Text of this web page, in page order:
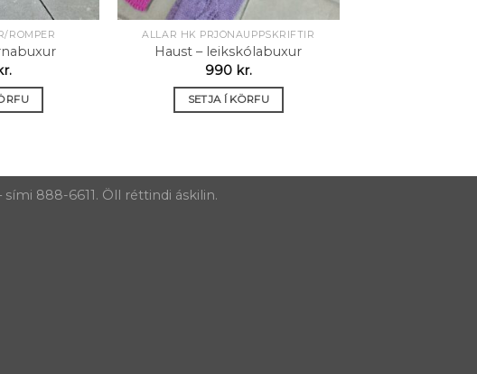
ROMPER ALLAR HK PRJÓNAUPPSKRIFTIR
Haust – leikskólabuxur
990 kr.
SETJA Í KÖRFU
888-6611. Öll réttindi áskilin.